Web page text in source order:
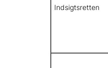
Indsigtsretten